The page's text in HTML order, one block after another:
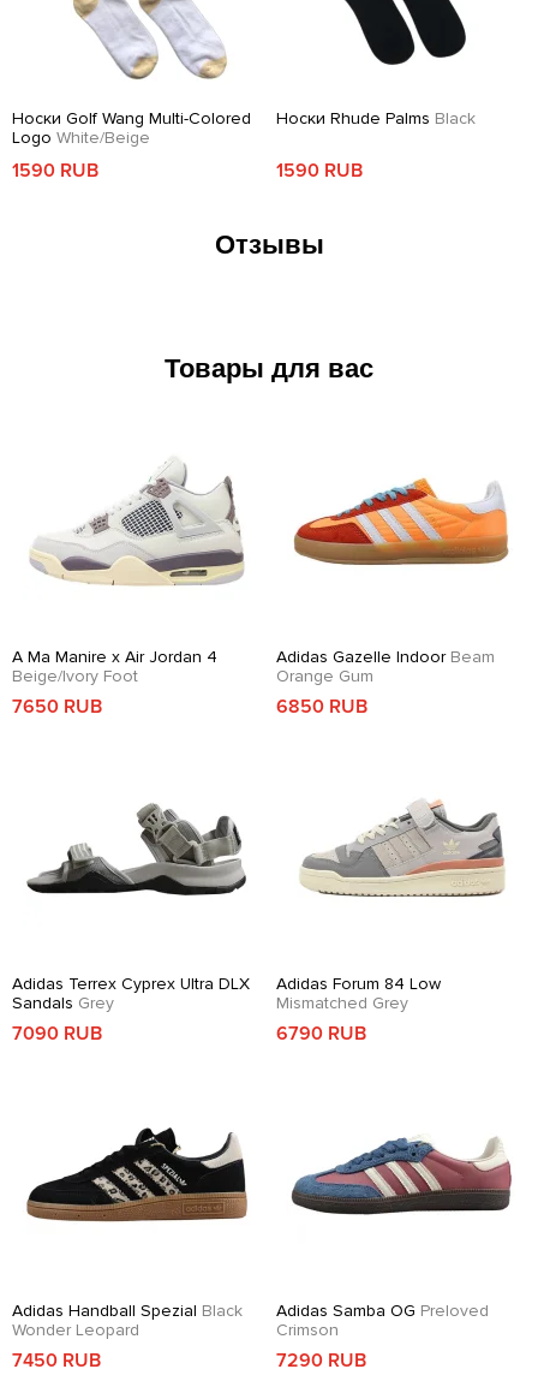
Носки Golf Wang Multi-Colored
Logo White/Beige
1590 RUB
Носки Rhude Palms Black
1590 RUB
Отзывы
Товары для вас
A Ma Manire x Air Jordan 4
Beige/Ivory Foot
7650 RUB
Adidas Gazelle Indoor Beam
Orange Gum
6850 RUB
Adidas Terrex Cyprex Ultra DLX
Sandals Grey
7090 RUB
Adidas Forum 84 Low
Mismatched Grey
6790 RUB
Adidas Handball Spezial Black
Wonder Leopard
7450 RUB
Adidas Samba OG Preloved
Crimson
7290 RUB